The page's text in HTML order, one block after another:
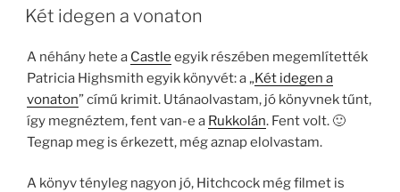
2”
Két idegen a vonaton
A néhány hete a Castle egyik részében megemlítették
Patricia Highsmith egyik könyvét: a „Két idegen a
vonaton” című krimit. Utánaolvastam, jó könyvnek tűnt,
így megnéztem, fent van-e a Rukkolán. Fent volt. 🙂
Tegnap meg is érkezett, még aznap elolvastam.
A könyv tényleg nagyon jó, Hitchcock még filmet is